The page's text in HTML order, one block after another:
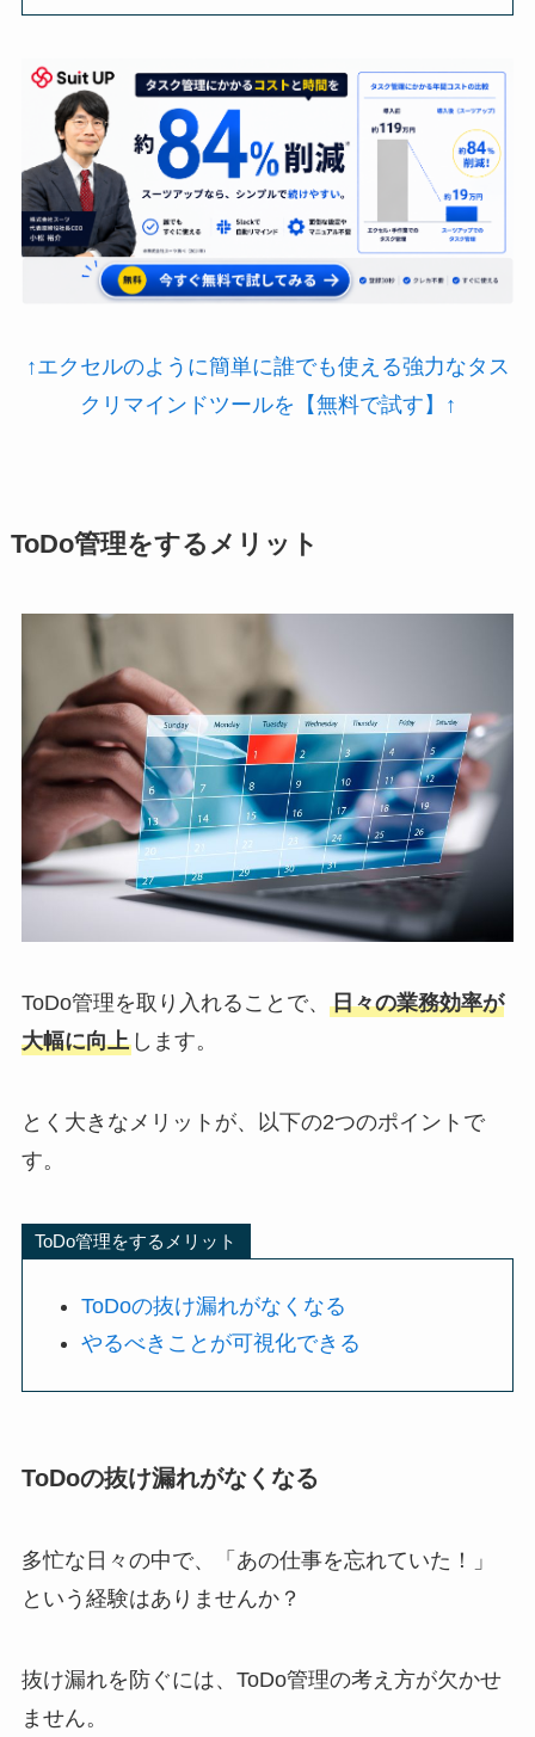
↑エクセルのように簡単に誰でも使える強力なタス
クリマインドツールを【無料で試す】↑
ToDo管理をするメリット
ToDo管理を取り入れることで、 日々の業務効率が
大幅に向上します。
とく大きなメリットが、以下の2つのポイントで
す。
ToDo管理をするメリット
ToDoの抜け漏れがなくなる
やるべきことが可視化できる
ToDoの抜け漏れがなくなる
多忙な日々の中で、「あの仕事を忘れていた！」
という経験はありませんか？
抜け漏れを防ぐには、ToDo管理の考え方が欠かせ
ません。